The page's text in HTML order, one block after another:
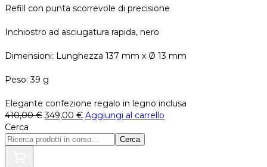
Refill con punta scorrevole di precisione
Inchiostro ad asciugatura rapida, nero
Dimensioni: Lunghezza 137 mm x Ø 13 mm
Peso: 39 g
Elegante confezione regalo in legno inclusa
410,00€ 349,00 € Aggiungi al carrello
Cerca
Cerca